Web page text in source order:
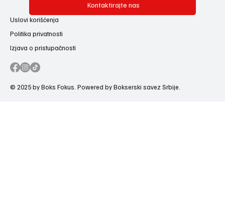
Kontaktirajte nas
Uslovi korišćenja
Politika privatnosti
Izjava o pristupačnosti
© 2025 by Boks Fokus. Powered by Bokserski savez Srbije.